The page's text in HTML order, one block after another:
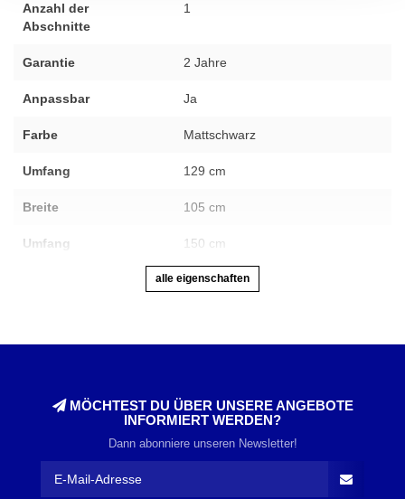
Anzahl der
Abschnitte
1
Garantie 2 Jahre
Anpassbar Ja
Farbe Mattschwarz
Umfang 129 cm
Breite 105 cm
Umfang 150 cm
alle eigenschaften
MÖCHTEST DU ÜBER UNSERE ANGEBOTE
INFORMIERT WERDEN?
Dann abonniere unseren Newsletter!